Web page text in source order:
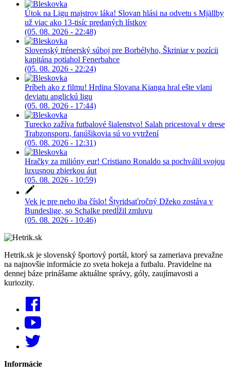
Útok na Ligu majstrov láka! Slovan hlási na odvetu s Mjällby
už viac ako 13-tisíc predaných lístkov
(05. 08. 2026 - 22:48)
Slovenský trénerský súboj pre Borbélyho, Škriniar v pozícii
kapitána potiahol Fenerbahce
(05. 08. 2026 - 22:24)
Príbeh ako z filmu! Hrdina Slovana Kianga hral ešte vlani
deviatu anglickú ligu
(05. 08. 2026 - 17:44)
Turecko zažíva futbalové šialenstvo! Salah pricestoval v drese
Trabzonsporu, fanúšikovia sú vo vytržení
(05. 08. 2026 - 12:31)
Hračky za milióny eur! Cristiano Ronaldo sa pochválil svojou
luxusnou zbierkou áut
(05. 08. 2026 - 10:59)
Vek je pre neho iba číslo! Štyridsaťročný Džeko zostáva v
Bundeslige, so Schalke predĺžil zmluvu
(05. 08. 2026 - 10:46)
Hetrik.sk je slovenský športový portál, ktorý sa zameriava prevažne
na najnovšie informácie zo sveta hokeja a futbalu. Pravidelne na
dennej báze prinášame aktuálne správy, góly, zaujímavosti a
kuriozity.
Informácie